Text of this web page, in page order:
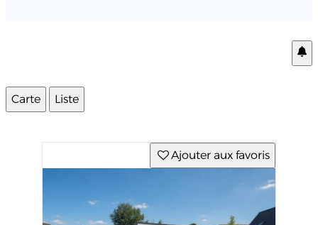
Carte Liste
Ajouter aux favoris